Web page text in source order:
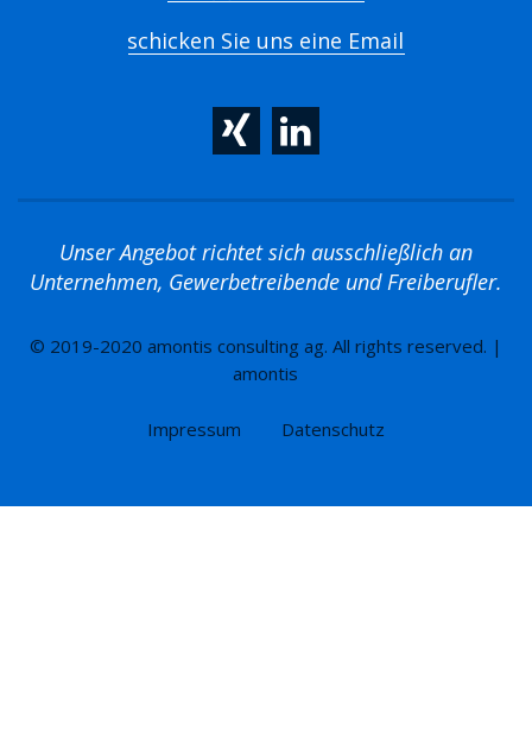
schicken Sie uns eine Email
Unser Angebot richtet sich ausschließlich an
Unternehmen, Gewerbetreibende und Freiberufler.
© 2019-2020 amontis consulting ag. All rights reserved. |
amontis
Impressum Datenschutz